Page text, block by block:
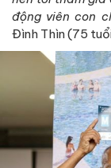
động viên con
Đình Thìn (75